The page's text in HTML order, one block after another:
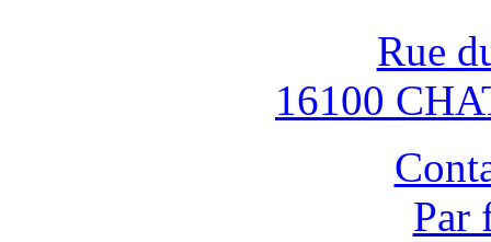
Rue
16100
Par